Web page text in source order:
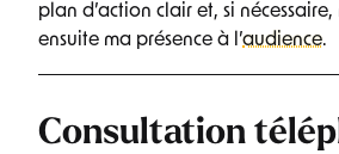
plan d’action clair et, si
ensuite ma présence à l’audience.
Consultation